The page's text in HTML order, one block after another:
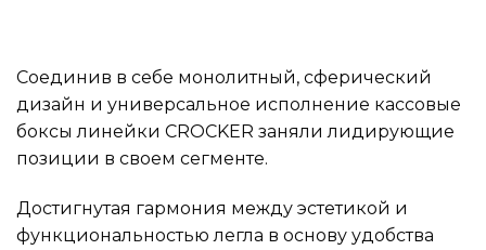
Соединив в себе монолитный, сферический
дизайн и универсальное исполнение кассовые
боксы линейки CROCKER заняли лидирующие
позиции в своем сегменте.
Достигнутая гармония между эстетикой и
функциональностью легла в основу удобства